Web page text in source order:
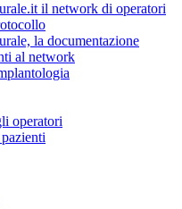
il network di operatori
la documentazione
al network
operatori